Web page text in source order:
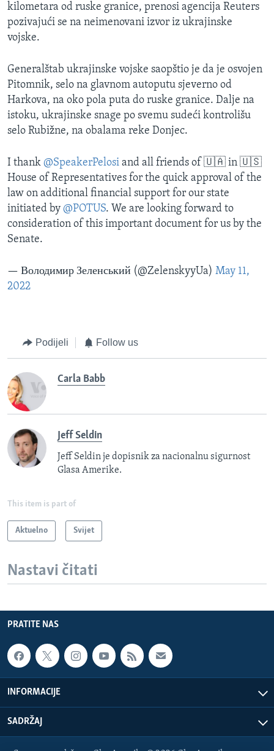
kilometara od ruske granice, prenosi agencija Reuters
pozivajući se na neimenovani izvor iz ukrajinske
vojske.
Generalštab ukrajinske vojske saopštio je da je osvojen
Pitomnik, selo na glavnom autoputu sjeverno od
Harkova, na oko pola puta do ruske granice. Dalje na
istoku, ukrajinske snage po svemu sudeći kontrolišu
selo Rubižne, na obalama reke Donjec.
I thank @SpeakerPelosi and all friends of 🇺🇦 in 🇺🇸
House of Representatives for the quick approval of the
law on additional financial support for our state
initiated by @POTUS. We are looking forward to
consideration of this important document for us by the
Senate.
— Володимир Зеленський (@ZelenskyyUa) May 11,
2022
Podijeli Follow us
Carla Babb
Jeff Seldin
Jeff Seldin je dopisnik za nacionalnu sigurnost
Glasa Amerike.
This item is part of
Aktuelno Svijet
Nastavi čitati
PRATITE NAS
INFORMACIJE
SADRŽAJ